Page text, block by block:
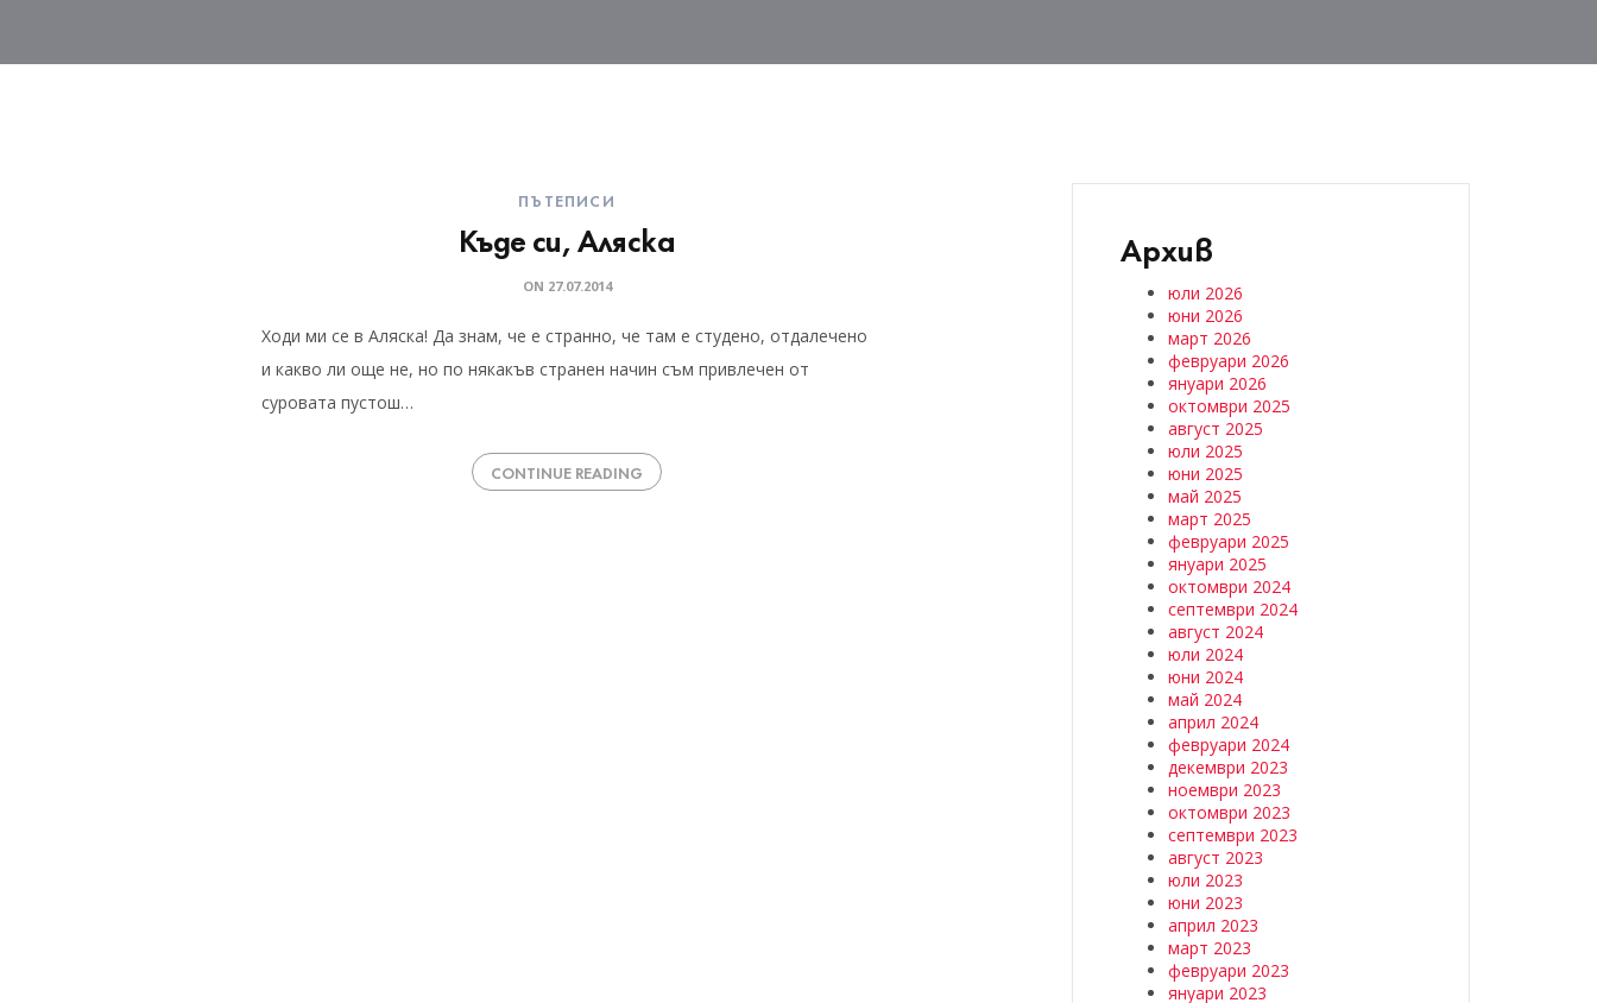
ПЪТЕПИСИ
Къде си, Аляска
ON 27.07.2014
Ходи ми се в Аляска! Да знам, че е странно, че там е студено, отдалечено
и какво ли още не, но по някакъв странен начин съм привлечен от
суровата пустош…
CONTINUE READING
Архив
юли 2026
юни 2026
март 2026
февруари 2026
януари 2026
октомври 2025
август 2025
юли 2025
юни 2025
май 2025
март 2025
февруари 2025
януари 2025
октомври 2024
септември 2024
август 2024
юли 2024
юни 2024
май 2024
април 2024
февруари 2024
декември 2023
ноември 2023
октомври 2023
септември 2023
август 2023
юли 2023
юни 2023
април 2023
март 2023
февруари 2023
януари 2023